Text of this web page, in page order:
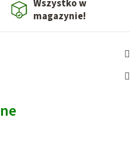
Wszystko w
magazynie!